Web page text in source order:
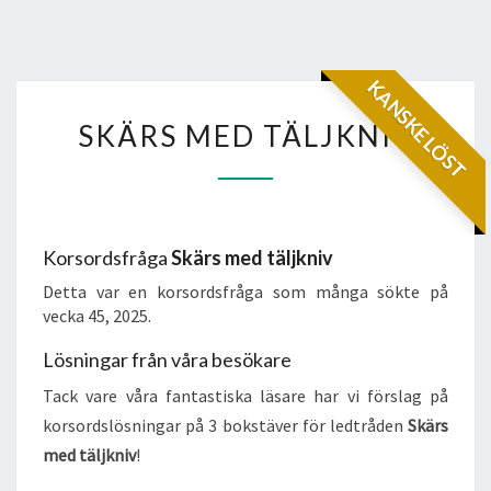
KANSKE LÖST
MED
SKÄRS MED TÄLJKNIV
KorsordsfrågaSkärs med täljkniv
Detta var en korsordsfråga som många sökte på
vecka 45, 2025.
Lösningar från våra besökare
Tack vare våra fantastiska läsare har vi förslag på
korsordslösningar på 3 bokstäver för ledtråden Skärs
med täljkniv!